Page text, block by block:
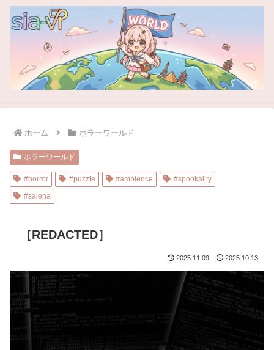
ホーム ホラーワールド
ホラーワールド
#horror #puzzle #ambience
#spookality
#salena
［REDACTED］
2025.11.09 2025.10.13